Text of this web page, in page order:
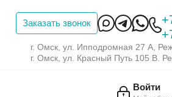
Заказать звонок
г. Омск, ул. Ипподромная 27 А,
г. Омск, ул. Красный Путь 105 В.
Войти